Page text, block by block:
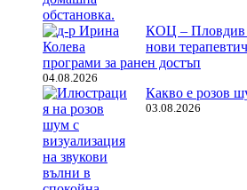
КОЦ – Пловдив
нови
програми за ранен достъп
04.08.2026
Какво е розов
03.08.2026